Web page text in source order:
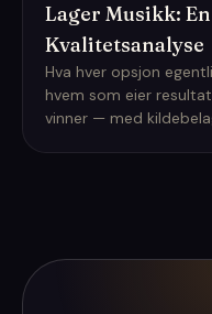
Lager Musikk:
Kvalitetsanalyse
Hva hver opsjon
hvem som eier
vinner — med